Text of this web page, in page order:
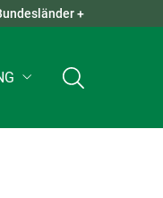
QUICK LINKS +
+